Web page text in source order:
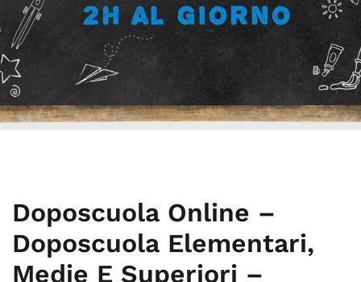
Doposcuola Online –
Doposcuola Elementari,
Medie E Superiori –